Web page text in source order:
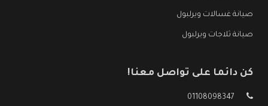
صيانة غسالات ويرلبول
صيانة ثلاجات ويرلبول
كن دائما على تواصل معنا!
01108098347